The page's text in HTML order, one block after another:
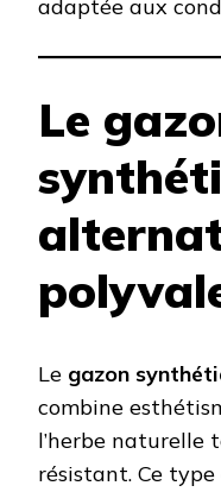
adaptée aux
Le
Le gazon
combine
l’herbe naturelle
résistant. Ce